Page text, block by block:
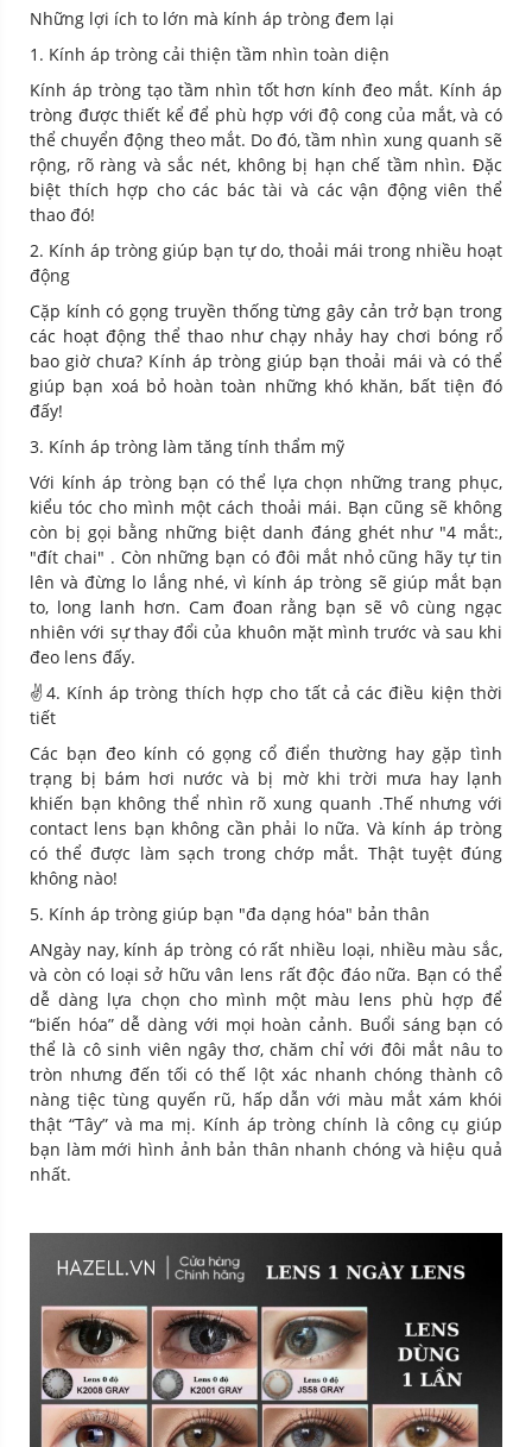
Những lợi ích to lớn mà kính áp tròng đem lại
1. Kính áp tròng cải thiện tầm nhìn toàn diện
Kính áp tròng tạo tầm nhìn tốt hơn kính đeo mắt. Kính áp
tròng được thiết kể để phù hợp với độ cong của mắt, và có
thể chuyển động theo mắt. Do đó, tầm nhìn xung quanh sẽ
rộng, rõ ràng và sắc nét, không bị hạn chế tầm nhìn. Đặc
biệt thích hợp cho các bác tài và các vận động viên thể
thao đó!
2. Kính áp tròng giúp bạn tự do, thoải mái trong nhiều hoạt
động
Cặp kính có gọng truyền thống từng gây cản trở bạn trong
các hoạt động thể thao như chạy nhảy hay chơi bóng rổ
bao giờ chưa? Kính áp tròng giúp bạn thoải mái và có thể
giúp bạn xoá bỏ hoàn toàn những khó khăn, bất tiện đó
đấy!
3. Kính áp tròng làm tăng tính thẩm mỹ
Với kính áp tròng bạn có thể lựa chọn những trang phục,
kiểu tóc cho mình một cách thoải mái. Bạn cũng sẽ không
còn bị gọi bằng những biệt danh đáng ghét như "4 mắt:,
"đít chai" . Còn những bạn có đôi mắt nhỏ cũng hãy tự tin
lên và đừng lo lắng nhé, vì kính áp tròng sẽ giúp mắt bạn
to, long lanh hơn. Cam đoan rằng bạn sẽ vô cùng ngạc
nhiên với sự thay đổi của khuôn mặt mình trước và sau khi
đeo lens đấy.
✌️4. Kính áp tròng thích hợp cho tất cả các điều kiện thời
tiết
Các bạn đeo kính có gọng cổ điển thường hay gặp tình
trạng bị bám hơi nước và bị mờ khi trời mưa hay lạnh
khiến bạn không thể nhìn rõ xung quanh .Thế nhưng với
contact lens bạn không cần phải lo nữa. Và kính áp tròng
có thể được làm sạch trong chớp mắt. Thật tuyệt đúng
không nào!
5. Kính áp tròng giúp bạn "đa dạng hóa" bản thân
ANgày nay, kính áp tròng có rất nhiều loại, nhiều màu sắc,
và còn có loại sở hữu vân lens rất độc đáo nữa. Bạn có thể
dễ dàng lựa chọn cho mình một màu lens phù hợp để
“biến hóa” dễ dàng với mọi hoàn cảnh. Buổi sáng bạn có
thể là cô sinh viên ngây thơ, chăm chỉ với đôi mắt nâu to
tròn nhưng đến tối có thế lột xác nhanh chóng thành cô
nàng tiệc tùng quyến rũ, hấp dẫn với màu mắt xám khói
thật “Tây” và ma mị. Kính áp tròng chính là công cụ giúp
bạn làm mới hình ảnh bản thân nhanh chóng và hiệu quả
nhất.